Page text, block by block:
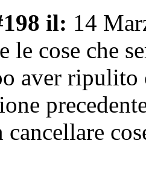
il: 14
le cose che
aver ripulito